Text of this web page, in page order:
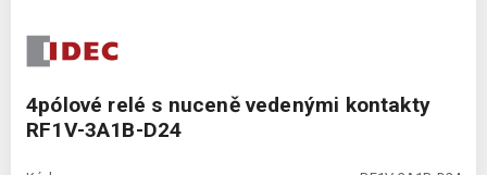
4pólové relé s nuceně vedenými kontakty
RF1V-3A1B-D24